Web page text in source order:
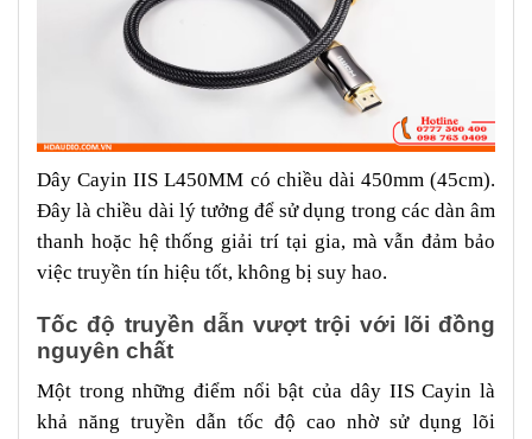
Dây Cayin IIS L450MM có chiều dài 450mm (45cm).
Đây là chiều dài lý tưởng để sử dụng trong các dàn âm
thanh hoặc hệ thống giải trí tại gia, mà vẫn đảm bảo
việc truyền tín hiệu tốt, không bị suy hao.
Tốc độ truyền dẫn vượt trội với lõi đồng
nguyên chất
Một trong những điểm nổi bật của dây IIS Cayin là
khả năng truyền dẫn tốc độ cao nhờ sử dụng lõi